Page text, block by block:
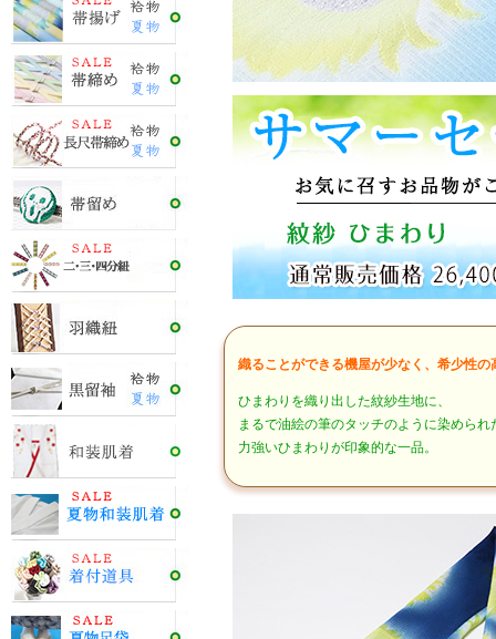
織ることができる機屋が少なく、希少性
ひまわりを織り出した紋紗生地に、
まるで油絵の筆のタッチのように染められ
力強いひまわりが印象的な一品。